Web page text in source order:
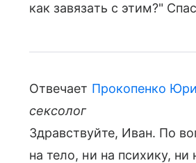
как завязать с этим?"
Отвечает Прокопенко
сексолог
Здравствуйте, Иван. По
на тело, ни на психику,